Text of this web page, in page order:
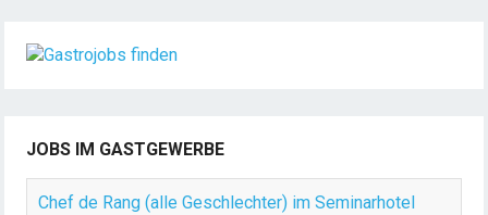
JOBS IM GASTGEWERBE
Chef de Rang (alle Geschlechter) im Seminarhotel